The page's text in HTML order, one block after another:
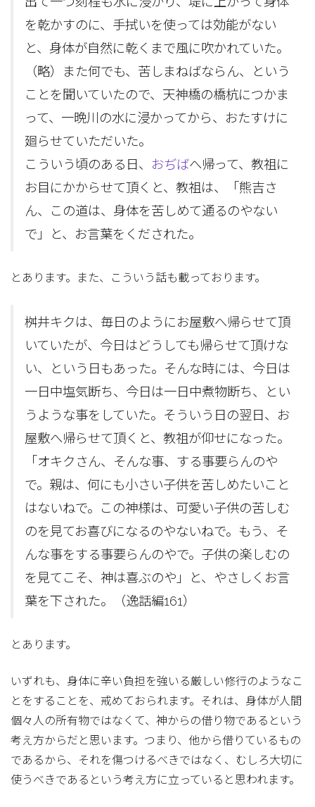
を乾かすのに、手拭いを使っては効能がない
と、身体が自然に乾くまで風に吹かれていた。
（略）また何でも、苦しまねばならん、という
ことを聞いていたので、天神橋の橋杭につかま
って、一晩川の水に浸かってから、おたすけに
廻らせていただいた。
こういう頃のある日、 おぢばへ帰って、教祖に
お目にかからせて頂くと、教祖は、「熊吉さ
ん、この道は、身体を苦しめて通るのやない
で」と、お言葉をくだされた。
とあります。また、こういう話も載っております。
桝井キクは、毎日のようにお屋敷へ帰らせて頂
いていたが、今日はどうしても帰らせて頂けな
い、という日もあった。そんな時には、今日は
一日中塩気断ち、今日は一日中煮物断ち、とい
うような事をしていた。そういう日の翌日、お
屋敷へ帰らせて頂くと、教祖が仰せになった。
「オキクさん、そんな事、する事要らんのや
で。親は、何にも小さい子供を苦しめたいこと
はないねで。この神様は、可愛い子供の苦しむ
のを見てお喜びになるのやないねで。もう、そ
んな事をする事要らんのやで。子供の楽しむの
を見てこそ、神は喜ぶのや」と、やさしくお言
葉を下された。（逸話編161）
とあります。
いずれも、身体に辛い負担を強いる厳しい修行のようなこ
とをすることを、戒めておられます。それは、身体が人間
個々人の所有物ではなくて、神からの借り物であるという
考え方からだと思います。つまり、他から借りているもの
であるから、それを傷つけるべきではなく、むしろ大切に
使うべきであるという考え方に立っていると思われます。